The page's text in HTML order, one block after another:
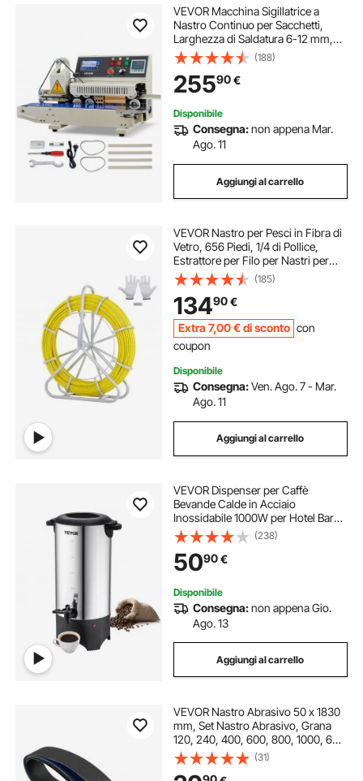
VEVOR Macchina Sigillatrice a
Nastro Continuo per Sacchetti,
Larghezza di Saldatura 6-12 mm,
Sigillatrice per Sacchetti a Nastro
Orizzontale con Stampa a
Inchiostro, Temperatura e Velocità
Regolabili
(188)
25590€
Disponibile
Consegna:non appena Mar.
Ago. 11
Aggiungi al carrello
VEVOR Nastro per Pesci in Fibra di
Vetro, 656 Piedi, 1/4 di Pollice,
Estrattore per Filo per Nastri per
Canne da Condotto, Asta per Cavi
con Supporto per Mulinello in
Acciaio, 3 Teste di Trazione
(185)
13490€
Extra 7,00 €di sconto con
coupon
Disponibile
Consegna:Ven. Ago. 7 - Mar.
Ago. 11
Aggiungi al carrello
VEVOR Dispenser per Caffè
Bevande Calde in Acciaio
Inossidabile 1000W per Hotel Bar
Buffet Cavo Staccabile, Bollitore
Distributore per Caffè Tè Bevande
Calde Elettrico Commerciale in
Acciaio Inox
(238)
5090€
Disponibile
Consegna:non appena Gio.
Ago. 13
Aggiungi al carrello
VEVOR Nastro Abrasivo 50 x 1830
mm, Set Nastro Abrasivo, Grana
120, 240, 400, 600, 800, 1000, 6
pezzi Nastri Abrasivi Misti in
Carburo di Silicio per Levigatrice a
(31)